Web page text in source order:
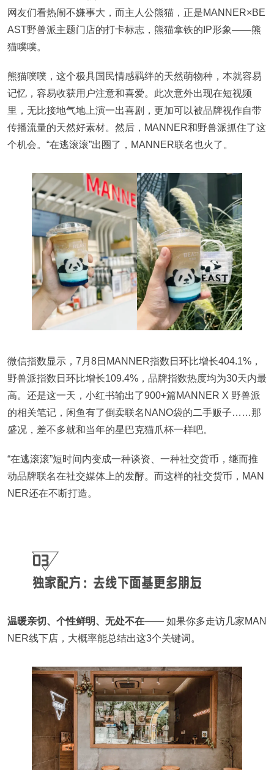
网友们看热闹不嫌事大，而主人公熊猫，正是MANNER×BE
AST野兽派主题门店的打卡标志，熊猫拿铁的IP形象——熊
猫噗噗。
熊猫噗噗，这个极具国民情感羁绊的天然萌物种，本就容易
记忆，容易收获用户注意和喜爱。此次意外出现在短视频
里，无比接地气地上演一出喜剧，更加可以被品牌视作自带
传播流量的天然好素材。然后，MANNER和野兽派抓住了这
个机会。“在逃滚滚”出圈了，MANNER联名也火了。
微信指数显示，7月8日MANNER指数日环比增长404.1%，
野兽派指数日环比增长109.4%，品牌指数热度均为30天内最
高。还是这一天，小红书输出了900+篇MANNER X 野兽派
的相关笔记，闲鱼有了倒卖联名NANO袋的二手贩子……那
盛况，差不多就和当年的星巴克猫爪杯一样吧。
“在逃滚滚”短时间内变成一种谈资、一种社交货币，继而推
动品牌联名在社交媒体上的发酵。而这样的社交货币，MAN
NER还在不断打造。
温暖亲切、个性鲜明、无处不在—— 如果你多走访几家MAN
NER线下店，大概率能总结出这3个关键词。